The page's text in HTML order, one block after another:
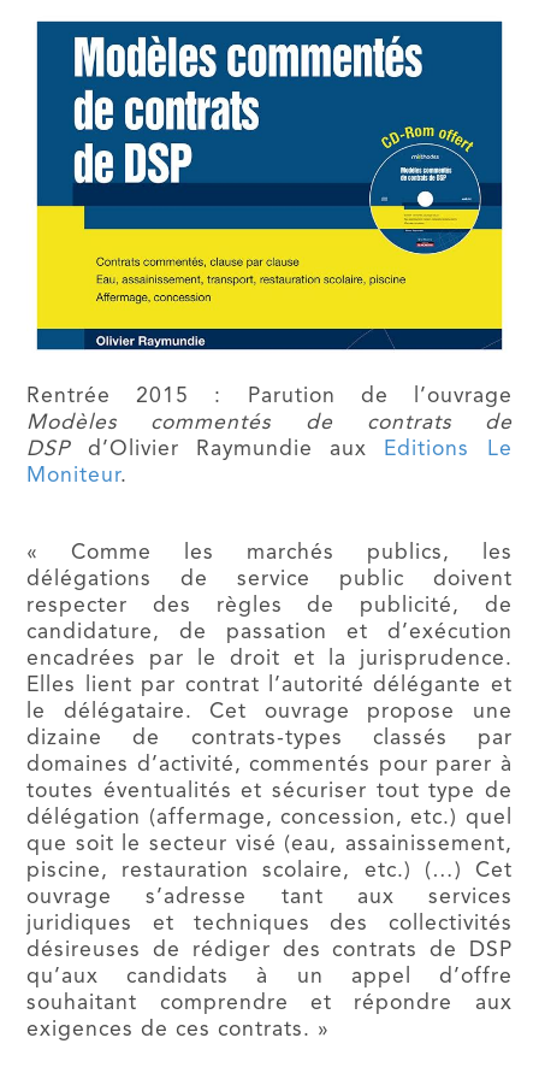
Rentrée 2015 : Parution de l’ouvrage
Modèles commentés de contrats de
DSPd’Olivier Raymundie aux
Editions Le
Moniteur.
« Comme les marchés publics, les
délégations de service public doivent
respecter des règles de publicité, de
candidature, de passation et d’exécution
encadrées par le droit et la jurisprudence.
Elles lient par contrat l’autorité délégante et
le délégataire. Cet ouvrage propose une
dizaine de contrats-types classés par
domaines d’activité, commentés pour parer à
toutes éventualités et sécuriser tout type de
délégation (affermage, concession, etc.) quel
que soit le secteur visé (eau, assainissement,
piscine, restauration scolaire, etc.) (…) Cet
ouvrage s’adresse tant aux services
juridiques et techniques des collectivités
désireuses de rédiger des contrats de DSP
qu’aux candidats à un appel d’offre
souhaitant comprendre et répondre aux
exigences de ces contrats. »